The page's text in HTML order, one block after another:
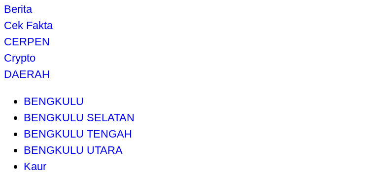
Berita
Cek Fakta
CERPEN
Crypto
DAERAH
BENGKULU
BENGKULU SELATAN
BENGKULU TENGAH
BENGKULU UTARA
Kaur